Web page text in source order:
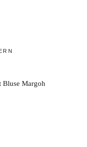
Bluse Margoh